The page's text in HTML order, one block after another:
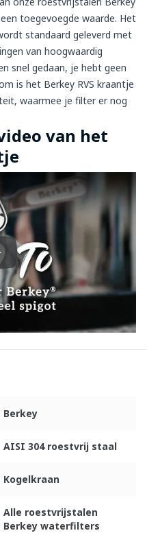
toegevoegde waarde. Het
standaard geleverd met
van hoogwaardig
snel gedaan, je hebt geen
is het Berkey RVS kraantje
waarmee je filter er nog
van het
Berkey
AISI 304 roestvrij staal
Kogelkraan
Alle roestvrijstalen
Berkey waterfilters